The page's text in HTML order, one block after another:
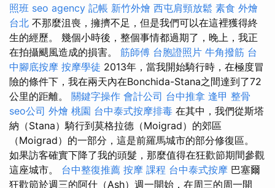
照班 seo agency 記帳 新竹外燴 西屯肩頸放鬆 素食 外燴
台北 不那麼沮喪，擁擠不足，但是我們可以在這裡獲得終
生的經歷。 幾個小時後，整個事情都過期了，晚上，我正
在拍攝颶風造成的損害。 筋師傅 台胞證照片 牛角撥筋 台
中腳底按摩 按摩學徒 2013年，當我開始騎行時，在極度冒
險的條件下，我在兩天內在Bonchida-Stana之間達到了72
公里的距離。 關鍵字操作 會計公司 台中推拿 逢甲 整骨
seo公司 外燴 桃園 台中泰式按摩排毒 在其中，我們從斯塔
納（Stana）騎行到莫格拉德（Moigrad）的郊區
（Moigrad）的一部分，這是前羅馬城市的部分修復區。
如果訪客確實下降了我的頭髮，那麼值得在狂歡節期間參觀
這座城市。 台中整復推薦 按摩 課程 台中泰式按摩 巴塞爾
狂歡節於週三的阿什（Ash）週一開始，在周三的周一開